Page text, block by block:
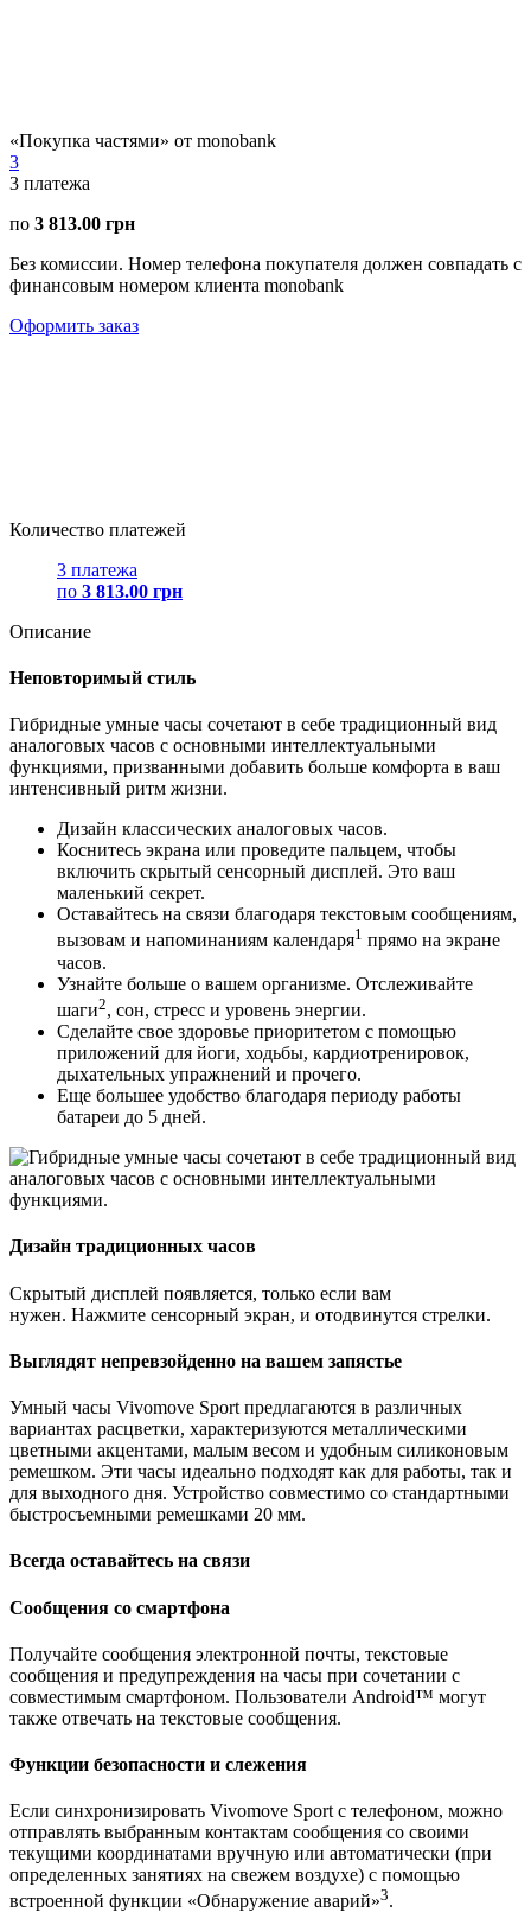
«Покупка частями» от monobank
3
3 платежа
по 3 813.00 грн
Без комиссии. Номер телефона покупателя должен совпадать с
финансовым номером клиента monobank
Оформить заказ
Количество платежей
3 платежа
по 3 813.00 грн
Описание
Неповторимый стиль
Гибридные умные часы сочетают в себе традиционный вид
аналоговых часов с основными интеллектуальными
функциями, призванными добавить больше комфорта в ваш
интенсивный ритм жизни.
Дизайн классических аналоговых часов.
Коснитесь экрана или проведите пальцем, чтобы
включить скрытый сенсорный дисплей. Это ваш
маленький секрет.
Оставайтесь на связи благодаря текстовым сообщениям,
вызовам и напоминаниям календаря1 прямо на экране
часов.
Узнайте больше о вашем организме. Отслеживайте
шаги2, сон, стресс и уровень энергии.
Сделайте свое здоровье приоритетом с помощью
приложений для йоги, ходьбы, кардиотренировок,
дыхательных упражнений и прочего.
Еще большее удобство благодаря периоду работы
батареи до 5 дней.
Дизайн традиционных часов
Скрытый дисплей появляется, только если вам
нужен. Нажмите сенсорный экран, и отодвинутся стрелки.
Выглядят непревзойденно на вашем запястье
Умный часы Vivomove Sport предлагаются в различных
вариантах расцветки, характеризуются металлическими
цветными акцентами, малым весом и удобным силиконовым
ремешком. Эти часы идеально подходят как для работы, так и
для выходного дня. Устройство совместимо со стандартными
быстросъемными ремешками 20 мм.
Всегда оставайтесь на связи
Сообщения со смартфона
Получайте сообщения электронной почты, текстовые
сообщения и предупреждения на часы при сочетании с
совместимым смартфоном. Пользователи Android™ могут
также отвечать на текстовые сообщения.
Функции безопасности и слежения
Если синхронизировать Vivomove Sport с телефоном, можно
отправлять выбранным контактам сообщения со своими
текущими координатами вручную или автоматически (при
определенных занятиях на свежем воздухе) с помощью
встроенной функции «Обнаружение аварий»3.